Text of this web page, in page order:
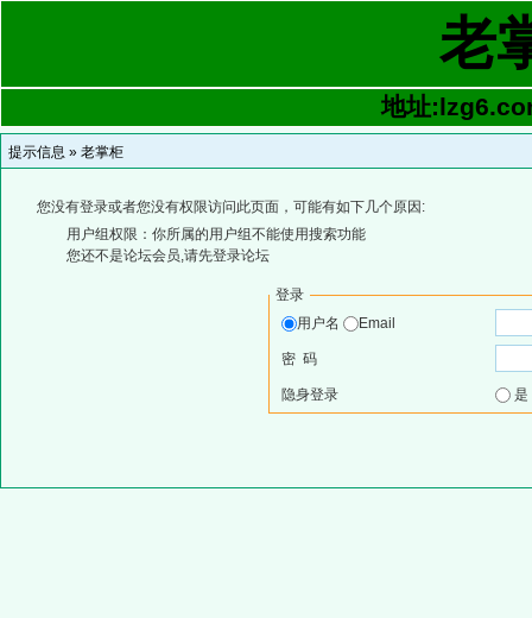
老
地址
提示信息 » 老掌柜
您没有登录或者您没有权限访问此页面，可能有如下几个原因:
用户组权限：你所属的用户组不能使用搜索功能
您还不是论坛会员,请先登录论坛
登录
用户名
Email
密 码
隐身登录